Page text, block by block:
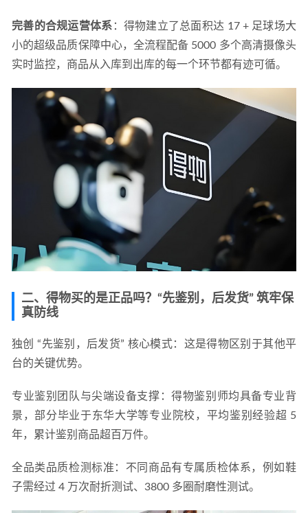
完善的合规运营体系 ：得物建立了总面积达 17 + 足球场大
小的超级品质保障中心，全流程配备 5000 多个高清摄像头
实时监控，商品从入库到出库的每一个环节都有迹可循。
二、得物买的是正品吗？“先鉴别，后发货” 筑牢保
真防线
独创 “先鉴别，后发货” 核心模式：这是得物区别于其他平
台的关键优势。
专业鉴别团队与尖端设备支撑：得物鉴别师均具备专业背
景，部分毕业于东华大学等专业院校，平均鉴别经验超 5
年，累计鉴别商品超百万件。
全品类品质检测标准 ：不同商品有专属质检体系，例如鞋
子需经过 4 万次耐折测试、3800 多圈耐磨性测试。